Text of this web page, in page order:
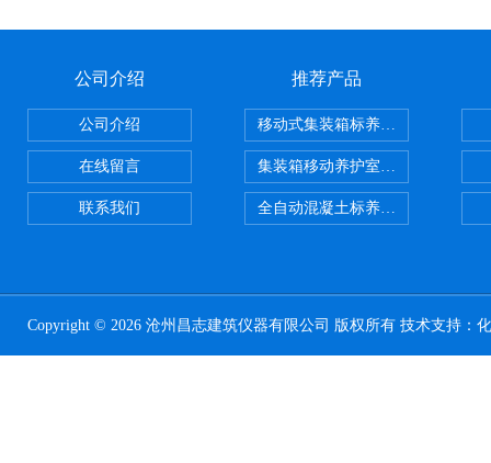
公司介绍
公司介绍
在线留言
联系我们
推荐产品
移动式集装箱标养室 养护室设备
集装箱移动养护室 标养室
全自动混凝土标养室恒温恒湿设备
Copyright © 2026 沧州昌志建筑仪器有限公司 版权所有 技术支持：